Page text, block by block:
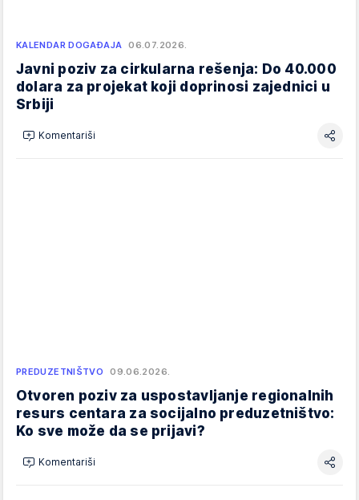
KALENDAR DOGAĐAJA 06.07.2026.
Javni poziv za cirkularna rešenja: Do 40.000
dolara za projekat koji doprinosi zajednici u
Srbiji
Komentariši
PREDUZETNIŠTVO 09.06.2026.
Otvoren poziv za uspostavljanje regionalnih
resurs centara za socijalno preduzetništvo:
Ko sve može da se prijavi?
Komentariši